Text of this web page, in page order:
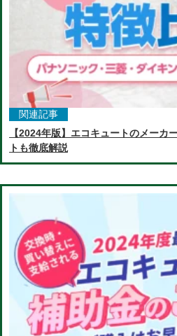
関連記事
【2024年版】エコキュートのメーカ
トも徹底解説